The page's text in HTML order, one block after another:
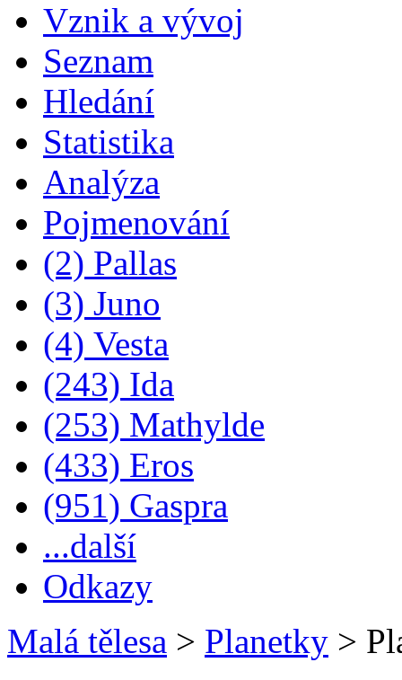
Vznik a vývoj
Seznam
Hledání
Statistika
Analýza
Pojmenování
(2) Pallas
(3) Juno
(4) Vesta
(243) Ida
(253) Mathylde
(433) Eros
(951) Gaspra
...další
Odkazy
Malá tělesa > Planetky >